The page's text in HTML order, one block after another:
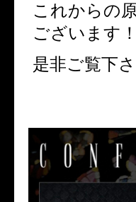
これからの
ございます！
是非ご覧下